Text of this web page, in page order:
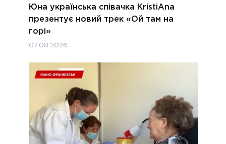
Юна українська співачка KristiAna
презентує новий трек «Ой там на
горі»
07.08.2026